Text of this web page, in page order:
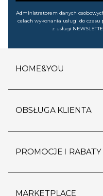
Administratorem danych
celach wykonania usługi do
z usługi
HOME&YOU
o firmie
polityka prywatności
kontakt
OBSŁUGA KLIENTA
dostawy i płatność
PROMOCJE I RABATY
outlet
MARKETPLACE